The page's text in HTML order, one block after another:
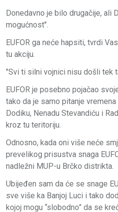
Donedavno je bilo drugačije, ali
mogućnost".
EUFOR ga neće hapsiti, tvrdi
tu akciju.
"Svi ti silni vojnici nisu došli tek
EUFOR je posebno pojačao
tako da je samo pitanje
Dodiku, Nenadu Stevandiću i
kroz tu teritoriju.
Odnosno, kada oni više neće
prevelikog prisustva snaga
nadležni MUP-u Brčko distrikta.
Ubijeđen sam da će se snage
sve više ka Banjoj Luci i tako
kojoj mogu “slobodno” da se